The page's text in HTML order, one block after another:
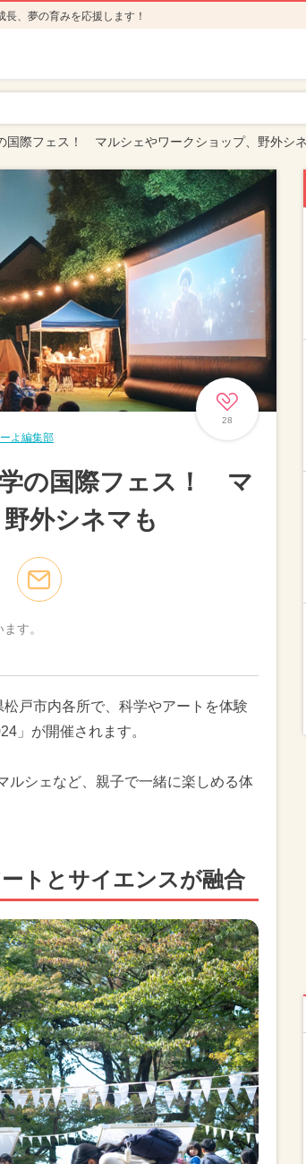
、夢の育みを応援します！
国際フェス！ マルシェやワークショップ、野外シ
28
よ編集部
の国際フェス！ マ
外シネマも
す。
戸市内各所で、科学やアートを体験
」が開催されます。
ルシェなど、親子で一緒に楽しめる体
トとサイエンスが融合